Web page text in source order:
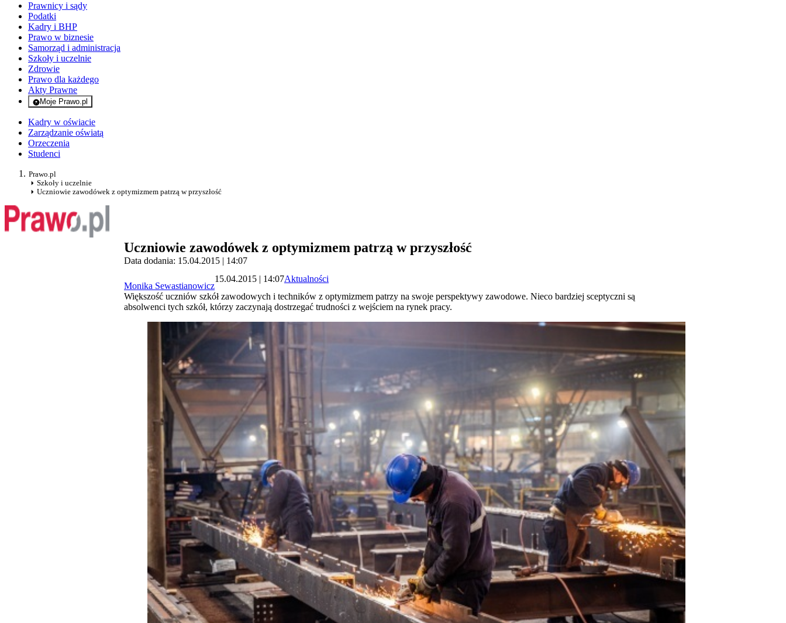
Prawnicy i sądy
Podatki
Kadry i BHP
Prawo w biznesie
Samorząd i administracja
Szkoły i uczelnie
Zdrowie
Prawo dla każdego
Akty Prawne
Moje Prawo.pl
- rejestracja i logowanie do serwisu
Kadry w oświacie
Zarządzanie oświatą
Orzeczenia
Studenci
Prawo.pl
Szkoły i uczelnie
Uczniowie zawodówek z optymizmem patrzą w przyszłość
Uczniowie zawodówek z optymizmem patrzą w przyszłość
Data dodania: 15.04.2015 | 14:07
Monika Sewastianowicz
15.04.2015 | 14:07Aktualności
Większość uczniów szkół zawodowych i techników z optymizmem patrzy na swoje perspektywy zawodowe. Nieco bardziej sceptyczni są
absolwenci tych szkół, którzy zaczynają dostrzegać trudności z wejściem na rynek pracy.